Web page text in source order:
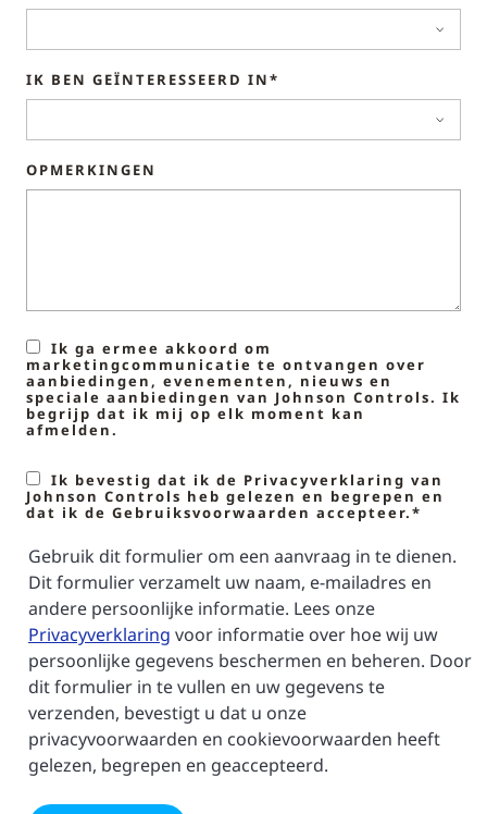
IK BEN GEÏNTERESSEERD IN*
OPMERKINGEN
Ik ga ermee akkoord om
marketingcommunicatie te ontvangen over
aanbiedingen, evenementen, nieuws en
speciale aanbiedingen van Johnson Controls. Ik
begrijp dat ik mij op elk moment kan
afmelden.
Ik bevestig dat ik de Privacyverklaring van
Johnson Controls heb gelezen en begrepen en
dat ik de Gebruiksvoorwaarden accepteer.*
Gebruik dit formulier om een aanvraag in te dienen.
Dit formulier verzamelt uw naam, e-mailadres en
andere persoonlijke informatie. Lees onze
Privacyverklaring voor informatie over hoe wij uw
persoonlijke gegevens beschermen en beheren. Door
dit formulier in te vullen en uw gegevens te
verzenden, bevestigt u dat u onze
privacyvoorwaarden en cookievoorwaarden heeft
gelezen, begrepen en geaccepteerd.